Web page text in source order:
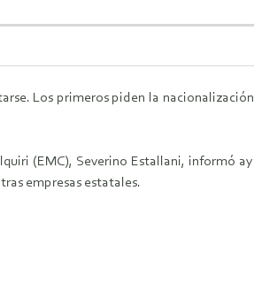
Los primeros piden la
(EMC), Severino Estallani, informó
empresas estatales.